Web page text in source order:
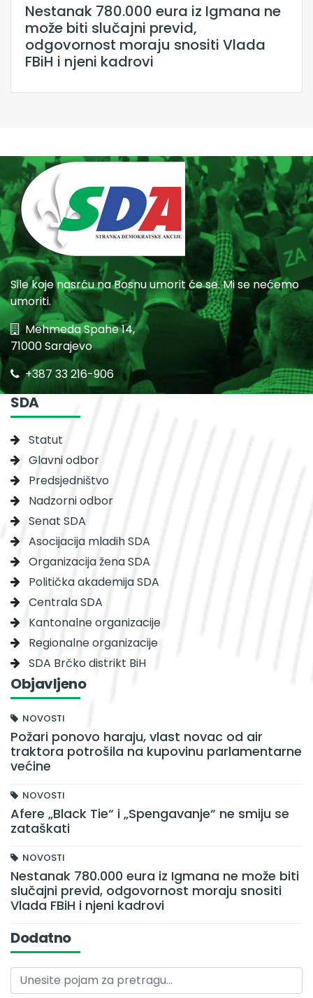
Nestanak 780.000 eura iz Igmana ne
može biti slučajni previd,
odgovornost moraju snositi Vlada
FBiH i njeni kadrovi
Sile koje nasrću na Bosnu umorit će se. Mi se nećemo
umoriti.
Mehmeda Spahe 14,
71000 Sarajevo
+387 33 216-906
SDA
Statut
Glavni odbor
Predsjedništvo
Nadzorni odbor
Senat SDA
Asocijacija mladih SDA
Organizacija žena SDA
Politička akademija SDA
Centrala SDA
Kantonalne organizacije
Regionalne organizacije
SDA Brčko distrikt BiH
Objavljeno
NOVOSTI
Požari ponovo haraju, vlast novac od air
traktora potrošila na kupovinu parlamentarne
većine
NOVOSTI
Afere „Black Tie“ i „Spengavanje“ ne smiju se
zataškati
NOVOSTI
Nestanak 780.000 eura iz Igmana ne može biti
slučajni previd, odgovornost moraju snositi
Vlada FBiH i njeni kadrovi
Dodatno